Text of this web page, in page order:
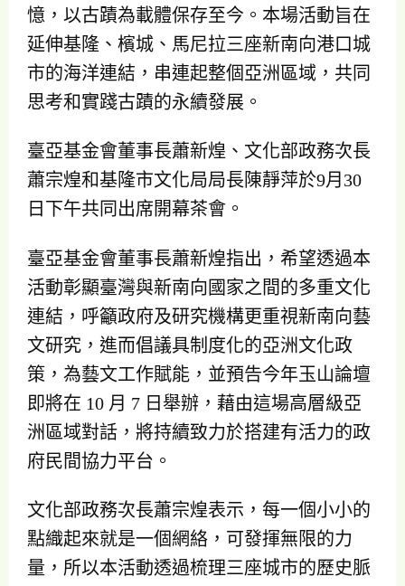
憶，以古蹟為載體保存至今。本場活動旨在
延伸基隆、檳城、馬尼拉三座新南向港口城
市的海洋連結，串連起整個亞洲區域，共同
思考和實踐古蹟的永續發展。
臺亞基金會董事長蕭新煌、文化部政務次長
蕭宗煌和基隆市文化局局長陳靜萍於9月30
日下午共同出席開幕茶會。
臺亞基金會董事長蕭新煌指出，希望透過本
活動彰顯臺灣與新南向國家之間的多重文化
連結，呼籲政府及研究機構更重視新南向藝
文研究，進而倡議具制度化的亞洲文化政
策，為藝文工作賦能，並預告今年玉山論壇
即將在 10 月 7 日舉辦，藉由這場高層級亞
洲區域對話，將持續致力於搭建有活力的政
府民間協力平台。
文化部政務次長蕭宗煌表示，每一個小小的
點織起來就是一個網絡，可發揮無限的力
量，所以本活動透過梳理三座城市的歷史脈